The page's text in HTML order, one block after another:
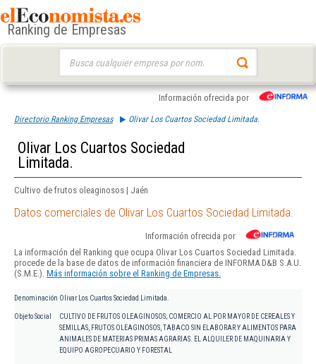
Ranking de Empresas
Información ofrecida por
Directorio Ranking Empresas Olivar Los Cuartos Sociedad Limitada.
Olivar Los Cuartos Sociedad
Limitada.
Cultivo de frutos oleaginosos | Jaén
Datos comerciales de Olivar Los Cuartos Sociedad Limitada.
Información ofrecida por
La información del Ranking que ocupa Olivar Los Cuartos Sociedad Limitada.
procede de la base de datos de información financiera de INFORMA D&B S.A.U.
(S.M.E.). Más información sobre el Ranking de Empresas.
Denominación Olivar Los Cuartos Sociedad Limitada.
Objeto Social
CULTIVO DE FRUTOS OLEAGINOSOS; COMERCIO AL POR MAYOR DE CEREALES Y
SEMILLAS, FRUTOS OLEAGINOSOS, TABACO SIN ELABORAR Y ALIMENTOS PARA
ANIMALES DE MATERIAS PRIMAS AGRARIAS. EL ALQUILER DE MAQUINARIA Y
EQUIPO AGROPECUARIO Y FORESTAL